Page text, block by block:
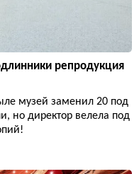
репродукция
музей заменил 20 под
но директор велела под